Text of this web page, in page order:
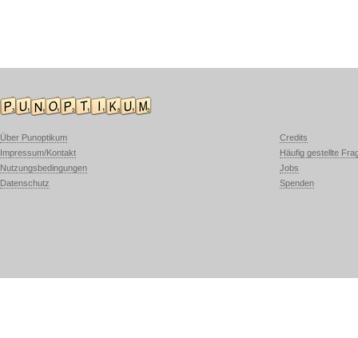
Über Punoptikum
Impressum/Kontakt
Nutzungsbedingungen
Datenschutz
Credits
Häufig gestellte
Jobs
Spenden